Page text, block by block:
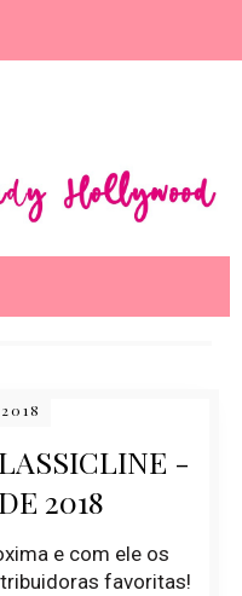
-
2018
e com ele os
favoritas!